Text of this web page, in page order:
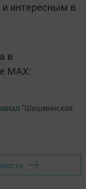
интересным в
в
MАХ:
"Шешминская